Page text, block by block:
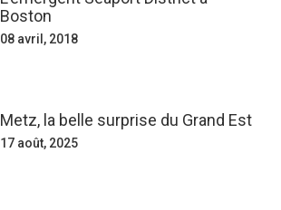
Boston
08 avril, 2018
Metz, la belle surprise du Grand Est
17 août, 2025